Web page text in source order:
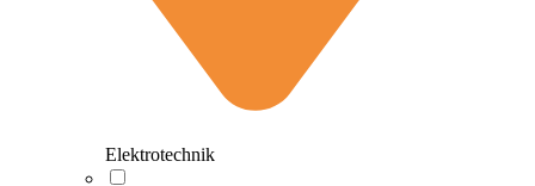
Elektrotechnik